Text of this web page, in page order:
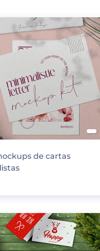
de cartas